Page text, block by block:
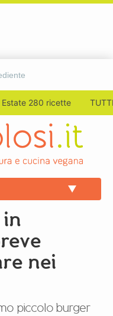
Estate 280 ricette
in
nei
piccolo burger